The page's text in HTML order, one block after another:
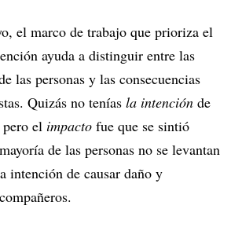
el marco de trabajo que prioriza el
ayuda a distinguir entre las
las personas y las consecuencias
Quizás no tenías la intención de
el impacto fue que se sintió
de las personas no se levantan
intención de causar daño y